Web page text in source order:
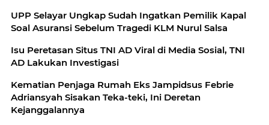
UPP Selayar Ungkap Sudah Ingatkan Pemilik Kapal
Soal Asuransi Sebelum Tragedi KLM Nurul Salsa
Isu Peretasan Situs TNI AD Viral di Media Sosial, TNI
AD Lakukan Investigasi
Kematian Penjaga Rumah Eks Jampidsus Febrie
Adriansyah Sisakan Teka-teki, Ini Deretan
Kejanggalannya